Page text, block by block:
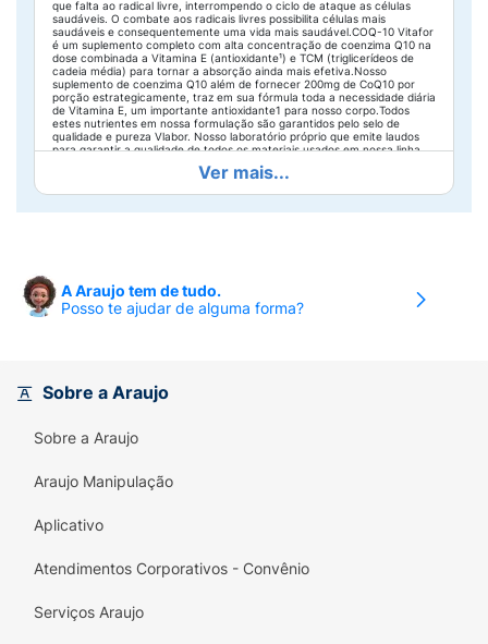
que falta ao radical livre, interrompendo o ciclo de ataque as células
saudáveis. O combate aos radicais livres possibilita células mais
saudáveis e consequentemente uma vida mais saudável.COQ-10 Vitafor
é um suplemento completo com alta concentração de coenzima Q10 na
dose combinada a Vitamina E (antioxidante¹) e TCM (triglicerídeos de
cadeia média) para tornar a absorção ainda mais efetiva.Nosso
suplemento de coenzima Q10 além de fornecer 200mg de CoQ10 por
porção estrategicamente, traz em sua fórmula toda a necessidade diária
de Vitamina E, um importante antioxidante1 para nosso corpo.Todos
estes nutrientes em nossa formulação são garantidos pelo selo de
qualidade e pureza Vlabor. Nosso laboratório próprio que emite laudos
para garantir a qualidade de todos os materiais usados em nossa linha
Maior absorção na forma
lipossolúvel;A vitamina E é um antioxidante que auxilia na proteção dos
nutricionais da COQ - 10.Diferenciais:Fonte de vitamina E;200 mg de
corante natural de urucum e antiumectante
Ver mais...
A Araujo tem de tudo.
Posso te ajudar de alguma forma?
Sobre a Araujo
Sobre a Araujo
Araujo Manipulação
Aplicativo
Atendimentos Corporativos - Convênio
Serviços Araujo